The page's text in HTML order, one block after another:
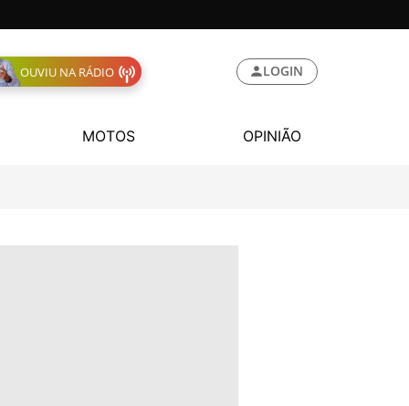
OUVIU NA RÁDIO LOGIN
MOTOS OPINIÃO